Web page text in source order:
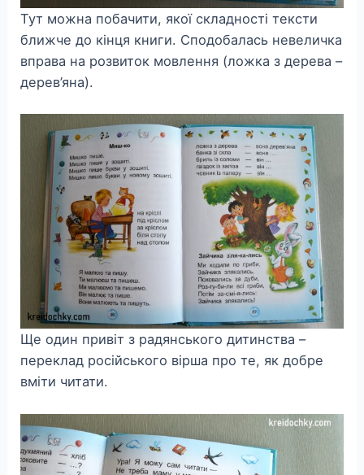
Тут можна побачити, якої складності тексти
ближче до кінця книги. Сподобалась невеличка
вправа на розвиток мовлення (ложка з дерева –
дерев’яна).
Ще один привіт з радянського дитинства –
переклад російського вірша про те, як добре
вміти читати.